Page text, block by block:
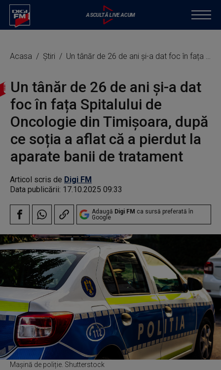
Acasa Știri Un tânăr de 26 de ani și-a dat foc în fața Spitalului de Oncologie din Timișoara, după ce soția a aflat că a pierdut la aparate banii de tratament
Un tânăr de 26 de ani și-a dat
foc în fața Spitalului de
Oncologie din Timișoara, după
ce soția a aflat că a pierdut la
aparate banii de tratament
Articol scris de Digi FM
Data publicării: 17.10.2025 09:33
Adaugă Digi FM ca sursă preferată în
Google
Mașină de poliție. Shutterstock